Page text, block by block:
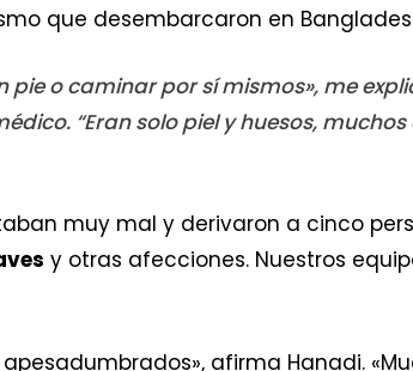
que desembarcaron en
o caminar por sí mismos», me
“Eran solo piel y huesos,
muy mal y derivaron a cinco
y otras afecciones. Nuestros
afirma Hanadi.